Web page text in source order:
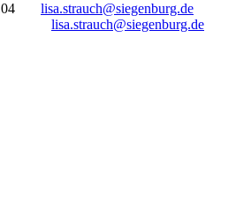
lisa.strauch@siegenburg.de